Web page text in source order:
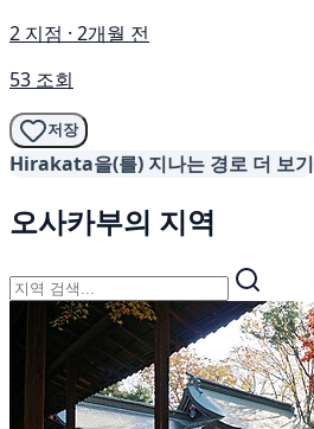
2 지점 · 2개월 전
53 조회
저장
Hirakata을(를) 지나는 경로 더 보기
오사카부의 지역